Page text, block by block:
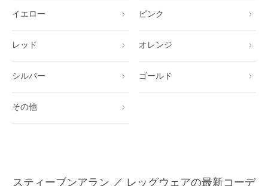
イエロー ピンク
レッド オレンジ
シルバー ゴールド
その他
スティーブンアラン ／ レッグウェアの最新コーデ